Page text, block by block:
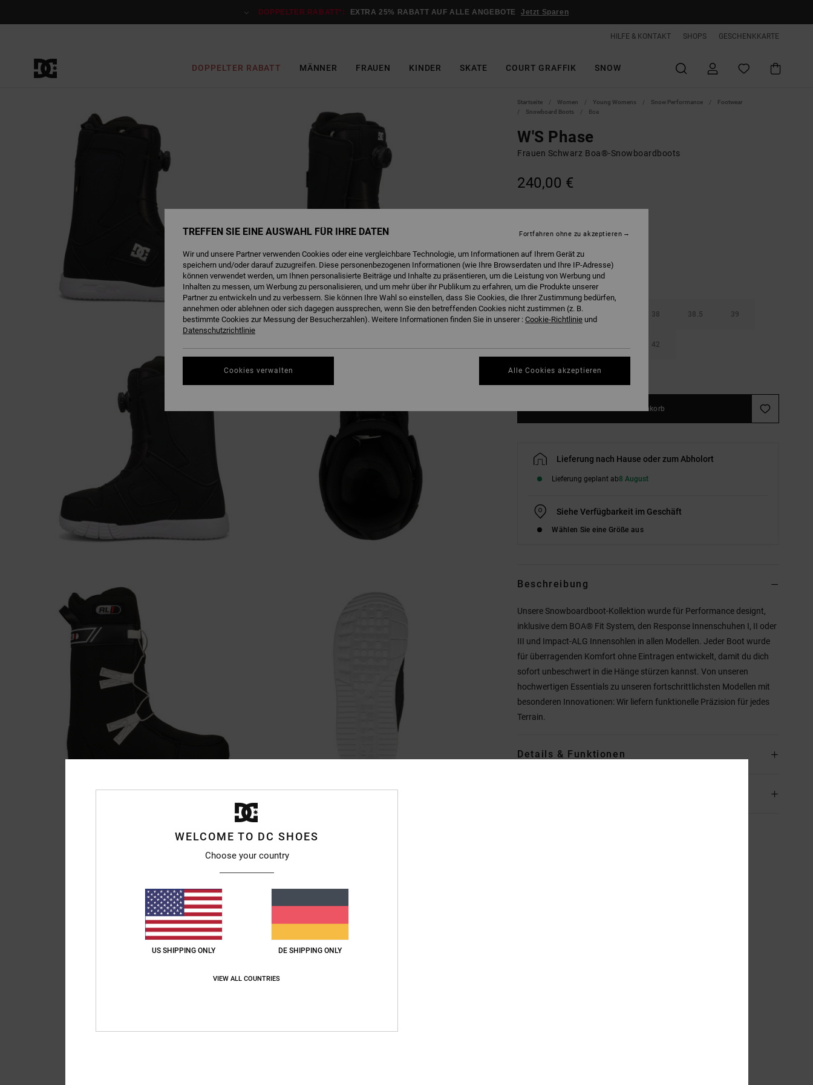
DOPPELTER RABATT*: EXTRA 25% RABATT AUF ALLE ANGEBOTE Jetzt Sparen
HILFE & KONTAKT SHOPS GESCHENKKARTE
DOPPELTER RABATT MÄNNER FRAUEN KINDER SKATE COURT GRAFFIK SNOW
Startseite Women Young Womens Snow Performance
Footwear
Snowboard Boots
Boa
W'S Phase
Frauen Schwarz Boa®-Snowboardboots
240,00 €
36 37 38 38.5 39
42
Größentabelle ansehen
In den Warenkorb
Lieferung nach Hause oder zum Abholort
Lieferung geplant ab8 August
Siehe Verfügbarkeit im Geschäft
Wählen Sie eine Größe aus
Beschreibung
Unsere Snowboardboot-Kollektion wurde für Performance designt,
inklusive dem BOA® Fit System, den Response Innenschuhen I, II oder
III und Impact-ALG Innensohlen in allen Modellen. Jeder Boot wurde
für überragenden Komfort ohne Eintragen entwickelt, damit du dich
sofort unbeschwert in die Hänge stürzen kannst. Von unseren
hochwertigen Essentials zu unseren fortschrittlichsten Modellen mit
besonderen Innovationen: Wir liefern funktionelle Präzision für jedes
Terrain.
Details & Funktionen
WELCOME TO DC SHOES
Choose your country
US SHIPPING ONLY DE SHIPPING ONLY
VIEW ALL COUNTRIES
TREFFEN SIE EINE AUSWAHL FÜR IHRE DATEN
Wir und unsere Partner verwenden Cookies oder eine vergleichbare Technologie, um Informationen auf Ihrem Gerät zu
speichern und/oder darauf zuzugreifen. Diese personenbezogenen Informationen (wie Ihre Browserdaten und Ihre IP-Adresse)
können verwendet werden, um Ihnen personalisierte Beiträge und Inhalte zu präsentieren, um die Leistung von Werbung und
Inhalten zu messen, um Werbung zu personalisieren, und um mehr über ihr Publikum zu erfahren, um die Produkte unserer
Partner zu entwickeln und zu verbessern. Sie können Ihre Wahl so einstellen, dass Sie Cookies, die Ihrer Zustimmung bedürfen,
annehmen oder ablehnen oder sich dagegen aussprechen, wenn Sie den betreffenden Cookies nicht zustimmen (z. B.
bestimmte Cookies zur Messung der Besucherzahlen). Weitere Informationen finden Sie in unserer : Cookie-Richtlinie und
Datenschutzrichtlinie
Cookies verwalten
Fortfahren ohne zu akzeptieren
Alle Cookies akzeptieren